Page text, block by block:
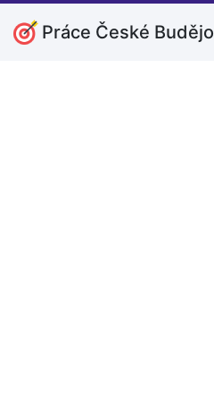
Práce České